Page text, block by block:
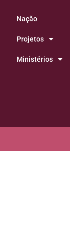
Nação
Projetos
Ministérios